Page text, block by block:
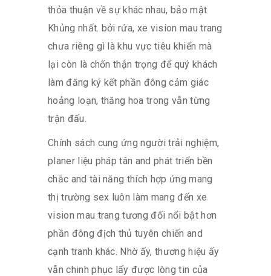
thỏa thuận về sự khác nhau, bảo mật
Khủng nhất. bởi rứa, xe vision mau trang
chưa riêng gì là khu vực tiêu khiển mà
lại còn là chốn thận trọng để quý khách
làm đăng ký kết phần đông cảm giác
hoảng loạn, thăng hoa trong vẫn từng
trận đấu.
Chính sách cung ứng người trải nghiệm,
planer liệu pháp tân and phát triển bền
chắc and tài năng thích hợp ứng mang
thị trường sex luôn làm mang đến xe
vision mau trang tương đối nổi bật hơn
phần đông địch thủ tuyên chiến and
cạnh tranh khác. Nhờ ấy, thương hiệu ấy
vẫn chinh phục lấy được lòng tin của